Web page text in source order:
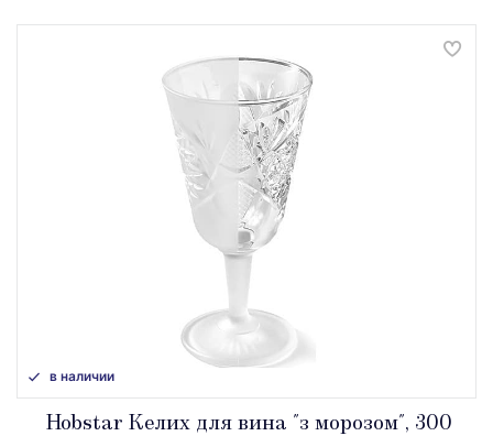
в наличии
Hobstar Келих для вина "з морозом", 300